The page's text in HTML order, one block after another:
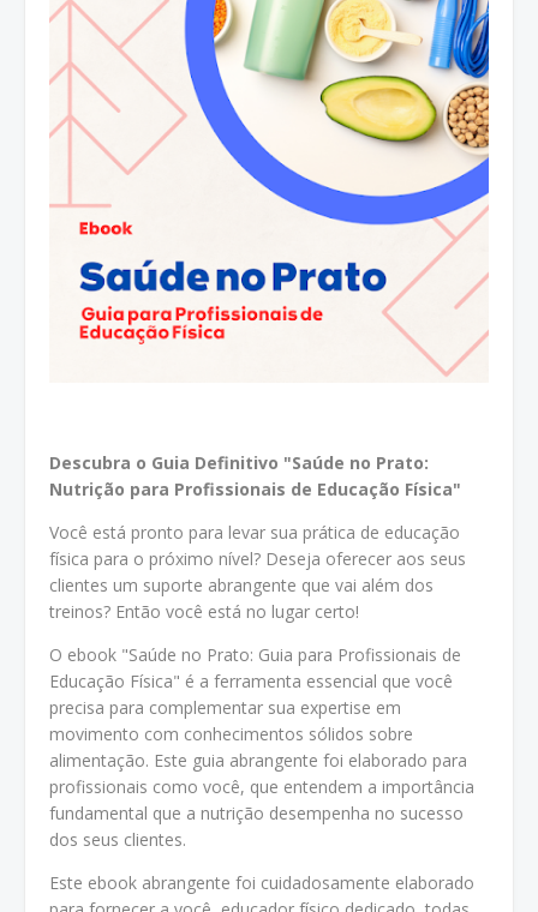
Descubra o Guia Definitivo "Saúde no Prato:
Nutrição para Profissionais de Educação Física"
Você está pronto para levar sua prática de educação
física para o próximo nível? Deseja oferecer aos seus
clientes um suporte abrangente que vai além dos
treinos? Então você está no lugar certo!
O ebook "Saúde no Prato: Guia para Profissionais de
Educação Física" é a ferramenta essencial que você
precisa para complementar sua expertise em
movimento com conhecimentos sólidos sobre
alimentação. Este guia abrangente foi elaborado para
profissionais como você, que entendem a importância
fundamental que a nutrição desempenha no sucesso
dos seus clientes.
Este ebook abrangente foi cuidadosamente elaborado